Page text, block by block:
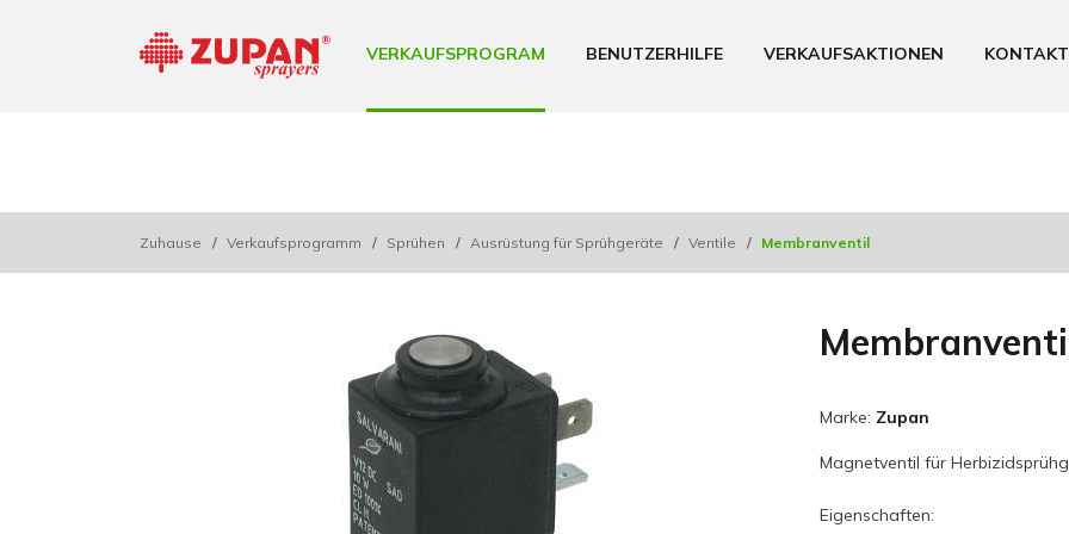
VERKAUFSPROGRAM BENUTZERHILFE VERKAUFSAKTIONEN KONTAKT
Zuhause / Verkaufsprogramm / Sprühen / Ausrüstung für Sprühgeräte / Ventile / Membranventil
Marke: Zupan
Magnetventil für
Eigenschaften: